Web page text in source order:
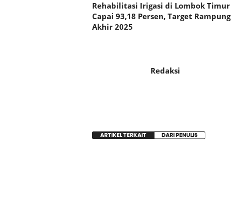
Rehabilitasi Irigasi di Lombok Timur
Capai 93,18 Persen, Target Rampung
Akhir 2025
Redaksi
ARTIKEL TERKAIT DARI PENULIS